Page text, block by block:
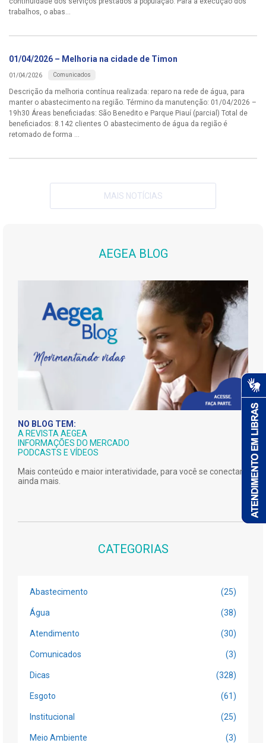
trabalhos, o abas...
01/04/2026 – Melhoria na cidade de Timon
01/04/2026 Comunicados
Descrição da melhoria contínua realizada: reparo na rede de água, para
manter o abastecimento na região. Término da manutenção: 01/04/2026 –
19h30 Áreas beneficiadas: São Benedito e Parque Piauí (parcial) Total de
beneficiados: 8.142 clientes O abastecimento de água da região é
retomado de forma ...
MAIS NOTÍCIAS
AEGEA BLOG
NO BLOG TEM:
A REVISTA AEGEA
INFORMAÇÕES DO MERCADO
PODCASTS E VÍDEOS
Mais conteúdo e maior interatividade, para você se conectar
ainda mais.
CATEGORIAS
Abastecimento (25)
Água (38)
Atendimento (30)
Comunicados (3)
Dicas (328)
Esgoto (61)
Institucional (25)
Meio Ambiente (3)